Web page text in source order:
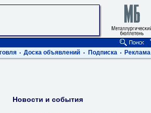
Доска объявлений Подписка Реклама
Новости и события